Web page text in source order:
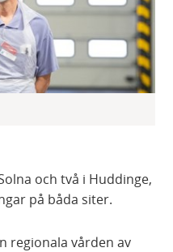
och två i Huddinge,
på båda siter.
regionala vården av